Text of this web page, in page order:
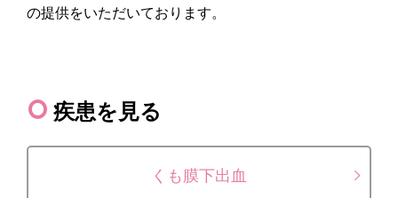
の提供をいただいております。
疾患を見る
くも膜下出血